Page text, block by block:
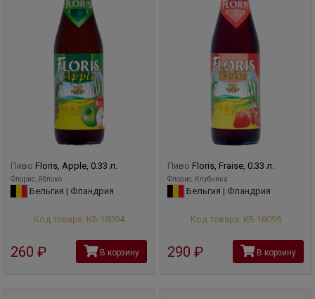
Пиво Floris, Apple, 0.33 л.
Флорис, Яблоко
Бельгия | Фландрия
Код товара: КБ-18094
260 В корзину
Пиво Floris, Fraise, 0.33 л.
Флорис, Клубника
Бельгия | Фландрия
Код товара: КБ-18095
290 В корзину